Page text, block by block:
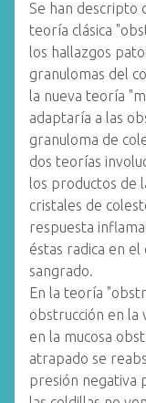
Se han descripto
teoría clásica
los hallazgos
granulomas del
la nueva teoría
adaptaría a las
granuloma de
dos teorías
los productos de
cristales de
respuesta
éstas radica en
sangrado.
En la teoría
obstrucción en la
en la mucosa
atrapado se
presión negativa